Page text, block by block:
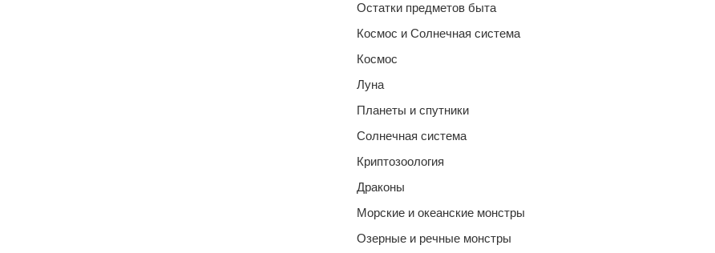
Остатки предметов быта
Космос и Солнечная система
Космос
Луна
Планеты и спутники
Солнечная система
Криптозоология
Драконы
Морские и океанские монстры
Озерные и речные монстры